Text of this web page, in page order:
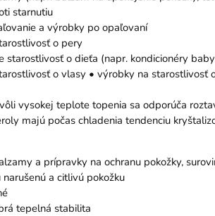
starnutiu
a výrobky po opaľovaní
o pery
starostlivosť o dieťa (napr. kondicionéry
o vlasy • výrobky na starostlivosť
vysokej teplote topenia sa odporúča
majú počas chladenia tendenciu
a prípravky na ochranu pokožky,
narušenú a citlivú pokožku
tepelná stabilita